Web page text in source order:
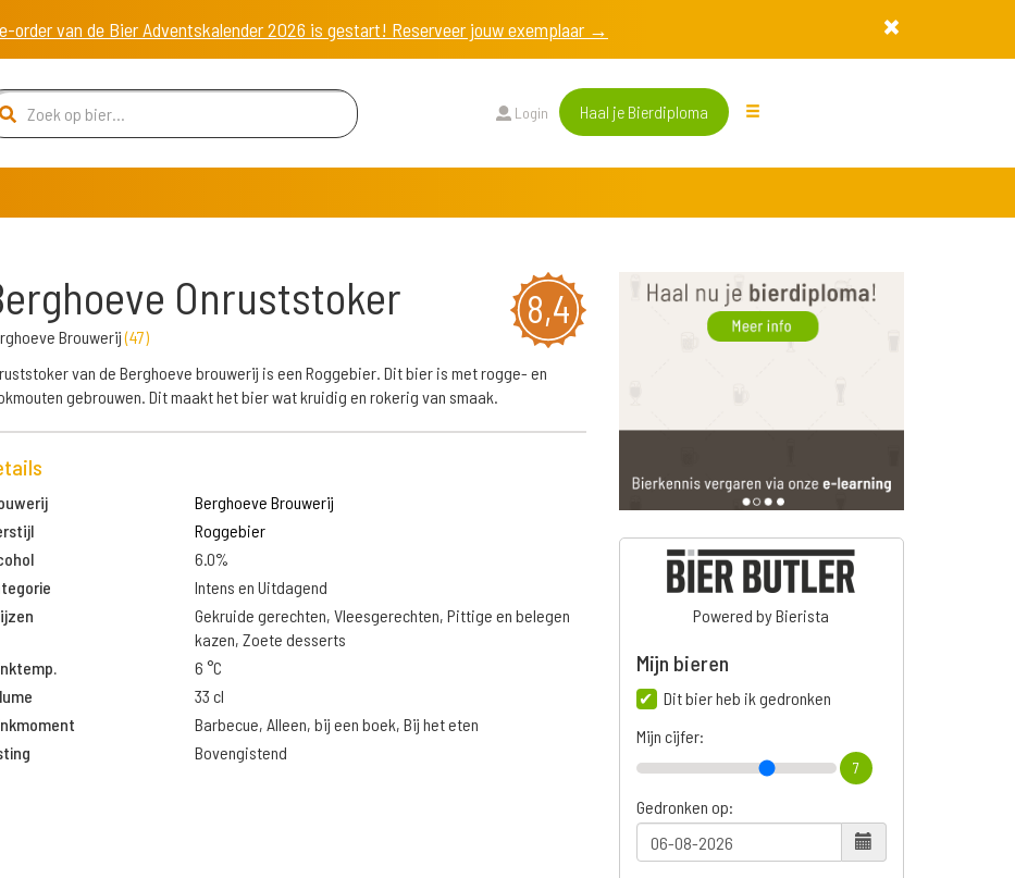
order van de Bier Adventskalender 2026 is gestart! Reserveer jouw exemplaar →
Login Haal je Bierdiploma
8,4
Onruststoker
Brouwerij(47)
van de Berghoeve brouwerij is een Roggebier. Dit bier is met rogge- en
gebrouwen. Dit maakt het bier wat kruidig en rokerig van smaak.
Berghoeve Brouwerij
Roggebier
6.0%
Intens en Uitdagend
Gekruide gerechten, Vleesgerechten, Pittige en belegen
kazen, Zoete desserts
6 °C
33 cl
Barbecue, Alleen, bij een boek, Bij het eten
Bovengistend
Powered by Bierista
Mijn bieren
Dit bier heb ik gedronken
Mijn cijfer:
7
Gedronken op: